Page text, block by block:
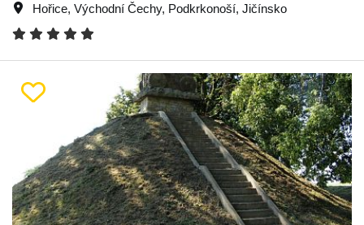
Hořice, Východní Čechy, Podkrkonoší, Jičínsko